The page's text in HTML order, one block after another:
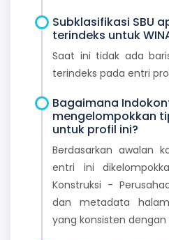
Subklasifikasi SBU
terindeks untuk
Saat ini tidak ada
terindeks pada entri
Bagaimana
mengelompokkan
untuk profil ini?
Berdasarkan awalan
entri ini
Konstruksi -
dan metadata
yang konsisten